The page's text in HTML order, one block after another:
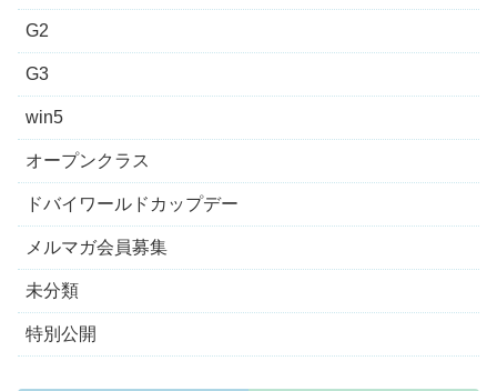
G2
G3
win5
オープンクラス
ドバイワールドカップデー
メルマガ会員募集
未分類
特別公開